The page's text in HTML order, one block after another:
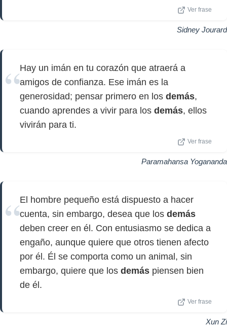
Ver frase
Sidney Jourard
Hay un imán en tu corazón que atraerá a
amigos de confianza. Ese imán es la
generosidad; pensar primero en los demás,
cuando aprendes a vivir para los demás, ellos
vivirán para ti.
Ver frase
Paramahansa Yogananda
El hombre pequeño está dispuesto a hacer
cuenta, sin embargo, desea que los demás
deben creer en él. Con entusiasmo se dedica a
engaño, aunque quiere que otros tienen afecto
por él. Él se comporta como un animal, sin
embargo, quiere que los demás piensen bien
de él.
Ver frase
Xun Zi